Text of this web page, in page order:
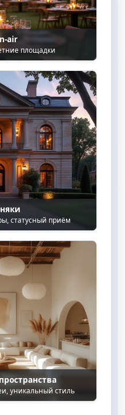
air
площадки
статусный приём
уникальный стиль